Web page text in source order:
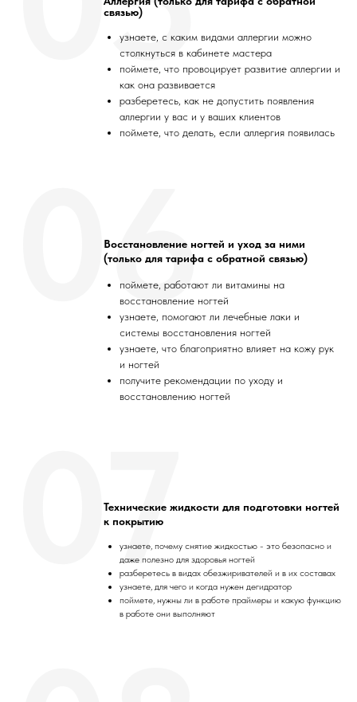
связью)
узнаете, с каким видами аллергии можно
столкнуться в кабинете мастера
поймете, что провоцирует развитие аллергии и
как она развивается
разберетесь, как не допустить появления
аллергии у вас и у ваших клиентов
поймете, что делать, если аллергия появилась
Восстановление ногтей и уход за ними
(только для тарифа с обратной связью)
поймете, работают ли витамины на
восстановление ногтей
узнаете, помогают ли лечебные лаки и
системы восстановления ногтей
узнаете, что благоприятно влияет на кожу рук
и ногтей
получите рекомендации по уходу и
восстановлению ногтей
06
Технические жидкости для подготовки ногтей
к покрытию
узнаете, почему снятие жидкостью - это безопасно и
даже полезно для здоровья ногтей
разберетесь в видах обезжиривателей и в их составах
узнаете, для чего и когда нужен дегидратор
поймете, нужны ли в работе праймеры и какую функцию
в работе они выполняют
07